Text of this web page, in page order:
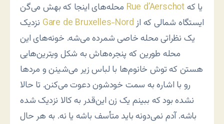
Rue d’Aerschot
Gare de Bruxelles-Nord
یک نظراتی محله خاصی شمرده می‌شه. خونه‌های این
محله طورین که پنجره‌هاش به شکل ویترین‌هایی
هستن که توش خانوم‌ها با لباس زیر می‌شینن و مردها
رو با اشاره به سمت خودشون دعوت می‌کنن. تا حالا
نشده بود که ببینم یک زن این‌قدر به کالا نزدیک شده
باشه. آدم نمی‌دونه باید متأسف باشه یا نه. به هر حال